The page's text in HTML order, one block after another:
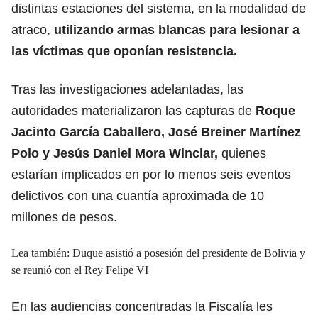
distintas estaciones del sistema, en la modalidad de
atraco, utilizando armas blancas para lesionar a
las víctimas que oponían resistencia.
Tras las investigaciones adelantadas, las
autoridades materializaron las capturas de Roque
Jacinto García Caballero, José Breiner Martínez
Polo y Jesús Daniel Mora Winclar, quienes
estarían implicados en por lo menos seis eventos
delictivos con una cuantía aproximada de 10
millones de pesos.
Lea también: Duque asistió a posesión del presidente de Bolivia y
se reunió con el Rey Felipe VI
En las audiencias concentradas la Fiscalía les